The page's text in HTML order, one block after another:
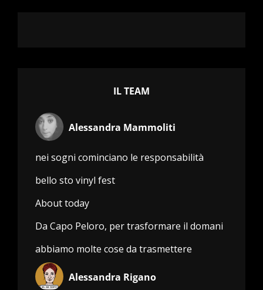
IL TEAM
Alessandra Mammoliti
nei sogni cominciano le responsabilità
bello sto vinyl fest
About today
Da Capo Peloro, per trasformare il domani
abbiamo molte cose da trasmettere
Alessandra Rigano